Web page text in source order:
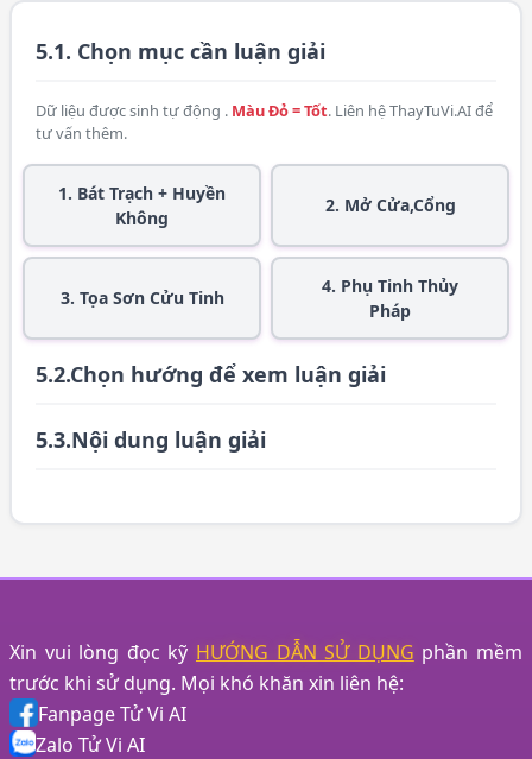
5.1. Chọn mục cần luận giải
Dữ liệu được sinh tự động . Màu Đỏ = Tốt. Liên hệThayTuVi.AIđể
tư vấn thêm.
1. Bát Trạch + Huyền
Không
2. Mở Cửa,Cổng
3. Tọa Sơn Cửu Tinh
4. Phụ Tinh Thủy
Pháp
5.2.Chọn hướng để xem luận giải
5.3.Nội dung luận giải
Xin vui lòng đọc kỹ HƯỚNG DẪN SỬ DỤNG phần mềm
trước khi sử dụng. Mọi khó khăn xin liên hệ:
Fanpage Tử Vi AI
Zalo Tử Vi AI